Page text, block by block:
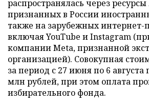
распространялась через
признанных в России
также на зарубежных интернет-
включая YouTube и Instagram
компании Meta, признанной
организацией). Совокупная
за период с 27 июня по 6 августа
млн рублей, при этом оплата
избирательного фонда.